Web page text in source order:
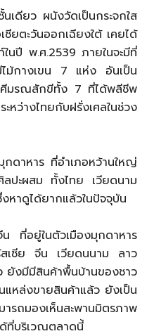
เดียว ผนังวัดเป็นกระจกใส
ยตะวันออกเฉียงใต้ เคยได้
นปี พ.ศ.2539 ภายในจะมีที่
ม้กางเขน 7 แห่ง อันเป็น
ศีมรณสักขีทั้ง 7 ที่ได้พลีชีพ
างไทยกับฝรั่งเศลในช่วง
ดาหาร ที่อำเภอหว้านใหญ่
ปะผสม ทั้งไทย เวียดนาม
หาดูได้ยากแล้วในปัจจุบัน
น ที่อยู่ในตัวเมืองมุกดาหาร
สเซีย จีน เวียดนนาม ลาว
ยังมีมีสินค้าพื้นบ้านของชาว
แหล่งขายสินค้าแล้ว ยังเป็น
รถมองเห็นสะพานมิตรภาพ
ด้ที่บริเวณตลาดนี้